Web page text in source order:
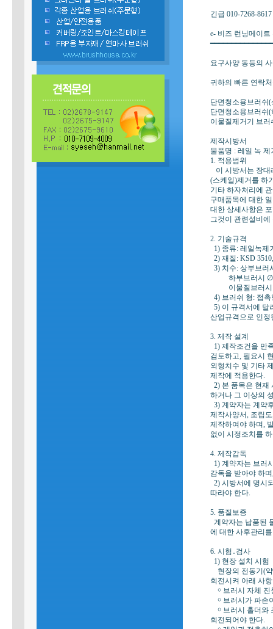
긴급 010-7268-
e- 비즈 런닝메이
요구사양 동등의
귀하의 빠른 연락
단면청소용브러
단면청소용브러
이물질제거기
제작시방서
물품명 : 레일 녹
1. 적용범위
이 시방서는 장대
(스케일)제거를 하
기타 하자처리에
구매품목에 대한
대한 상세사항은
그것이 관련설비
2. 기술규격
1) 종류: 레일녹제
2) 재질: KSD
3) 치수: 상부브러
하부브러시
이물질브러시
4) 브러쉬 형: 접촉
5) 이 규격서에
산업규격으로 인정
3. 제작 설계
1) 제작조건을
검토하고, 필요시
외형치수 및 기타
제작에 적용한다.
2) 본 품목은 현
하거나 그 이상의
3) 계약자는 계
제작사양서, 조립
제작하여야 하며,
없이 시정조치를
4. 제작감독
1) 계약자는 브
감독을 받아야 하
2) 시방서에 명
따라야 한다.
5. 품질보증
계약자는 납품된
에 대한 사후관리
6. 시험․검사
1) 현장 설치 시험
현장의 전동기(
회전시켜 아래 사
￮ 브러시 자체 진
￮ 브러시가 파손
￮ 브러시 홀더
회전되어야 한다.